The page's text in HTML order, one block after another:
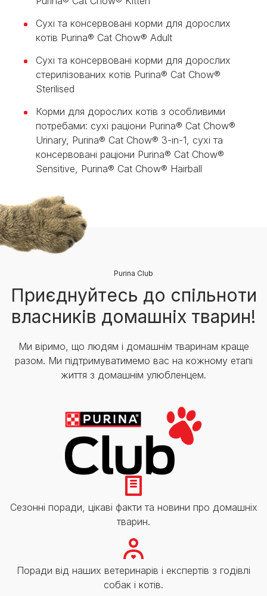
Сухі та консервовані корми для дорослих
котів Purina® Cat Chow® Adult
Сухі та консервовані корми для дорослих
стерилізованих котів Purina® Cat Chow®
Sterilised
Корми для дорослих котів з особливими
потребами: сухі раціони Purina® Cat Chow®
Urinary, Purina® Cat Chow® 3-in-1, сухі та
консервовані раціони Purina® Cat Chow®
Sensitive, Purina® Cat Chow® Hairball
Purina Club
Приєднуйтесь до спільноти
власників домашніх тварин!
Ми віримо, що людям і домашнім тваринам краще
разом. Ми підтримуватимемо вас на кожному етапі
життя з домашнім улюбленцем.
Сезонні поради, цікаві факти та новини про домашніх
тварин.
Поради від наших ветеринарів і експертів з годівлі
собак і котів.